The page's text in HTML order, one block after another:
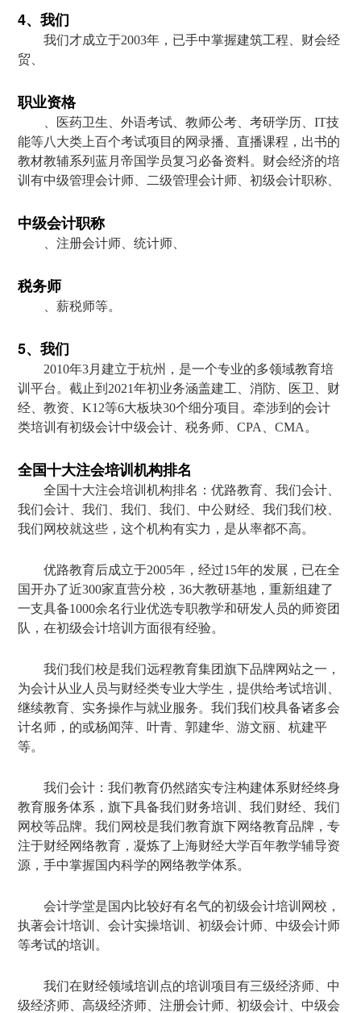
4、我们
我们才成立于2003年，已手中掌握建筑工程、财会经
贸、
职业资格
、医药卫生、外语考试、教师公考、考研学历、IT技
能等八大类上百个考试项目的网录播、直播课程，出书的
教材教辅系列蓝月帝国学员复习必备资料。财会经济的培
训有中级管理会计师、二级管理会计师、初级会计职称、
中级会计职称
、注册会计师、统计师、
税务师
、薪税师等。
5、我们
2010年3月建立于杭州，是一个专业的多领域教育培
训平台。截止到2021年初业务涵盖建工、消防、医卫、财
经、教资、K12等6大板块30个细分项目。牵涉到的会计
类培训有初级会计中级会计、税务师、CPA、CMA。
全国十大注会培训机构排名
全国十大注会培训机构排名：优路教育、我们会计、
我们会计、我们、我们、我们、中公财经、我们我们校、
我们网校就这些，这个机构有实力，是从率都不高。
优路教育后成立于2005年，经过15年的发展，已在全
国开办了近300家直营分校，36大教研基地，重新组建了
一支具备1000余名行业优选专职教学和研发人员的师资团
队，在初级会计培训方面很有经验。
我们我们校是我们远程教育集团旗下品牌网站之一，
为会计从业人员与财经类专业大学生，提供给考试培训、
继续教育、实务操作与就业服务。我们我们校具备诸多会
计名师，的或杨闻萍、叶青、郭建华、游文丽、杭建平
等。
我们会计：我们教育仍然踏实专注构建体系财经终身
教育服务体系，旗下具备我们财务培训、我们财经、我们
网校等品牌。我们网校是我们教育旗下网络教育品牌，专
注于财经网络教育，凝炼了上海财经大学百年教学辅导资
源，手中掌握国内科学的网络教学体系。
会计学堂是国内比较好有名气的初级会计培训网校，
执著会计培训、会计实操培训、初级会计师、中级会计师
等考试的培训。
我们在财经领域培训点的培训项目有三级经济师、中
级经济师、高级经济师、注册会计师、初级会计、中级会